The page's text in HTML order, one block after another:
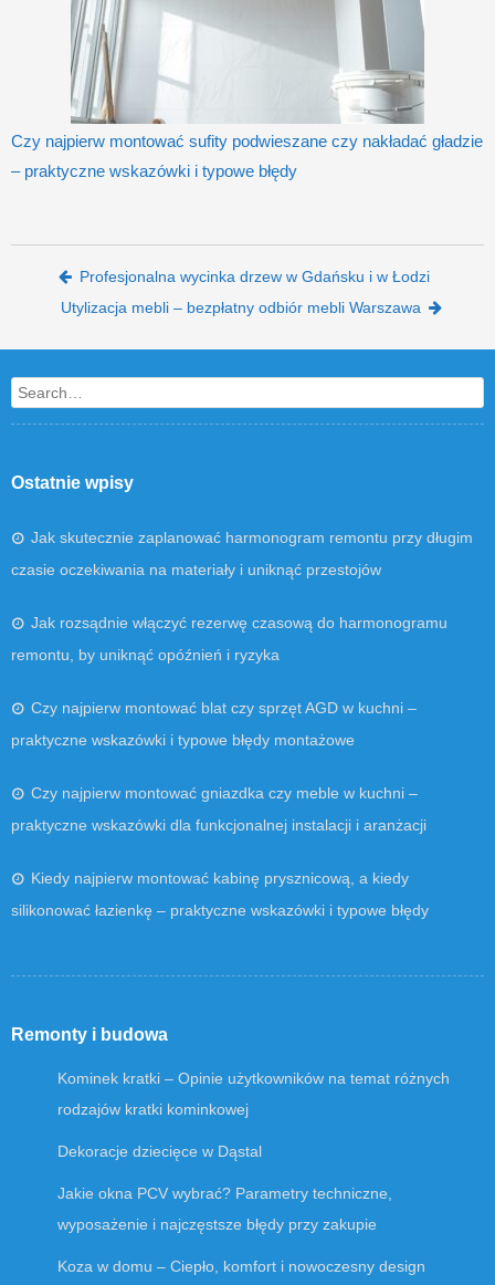
Czy najpierw montować sufity podwieszane czy nakładać gładzie
– praktyczne wskazówki i typowe błędy
Post navigation
Profesjonalna wycinka drzew w Gdańsku i w Łodzi
Utylizacja mebli – bezpłatny odbiór mebli Warszawa
Search
Ostatnie wpisy
Jak skutecznie zaplanować harmonogram remontu przy długim
czasie oczekiwania na materiały i uniknąć przestojów
Jak rozsądnie włączyć rezerwę czasową do harmonogramu
remontu, by uniknąć opóźnień i ryzyka
Czy najpierw montować blat czy sprzęt AGD w kuchni –
praktyczne wskazówki i typowe błędy montażowe
Czy najpierw montować gniazdka czy meble w kuchni –
praktyczne wskazówki dla funkcjonalnej instalacji i aranżacji
Kiedy najpierw montować kabinę prysznicową, a kiedy
silikonować łazienkę – praktyczne wskazówki i typowe błędy
Remonty i budowa
Kominek kratki – Opinie użytkowników na temat różnych
rodzajów kratki kominkowej
Dekoracje dziecięce w Dąstal
Jakie okna PCV wybrać? Parametry techniczne,
wyposażenie i najczęstsze błędy przy zakupie
Koza w domu – Ciepło, komfort i nowoczesny design